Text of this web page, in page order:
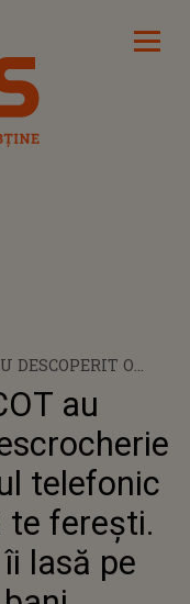
DESCOPERIT O
NOI ÎN ȚARĂ!
CARE TREBUIE SĂ
ÎI LASĂ
au
telefonic
te ferești.
lasă pe